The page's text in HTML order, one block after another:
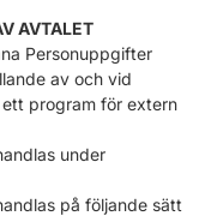
AVTALET
Personuppgifter
av och vid
program för extern
under
på följande sätt